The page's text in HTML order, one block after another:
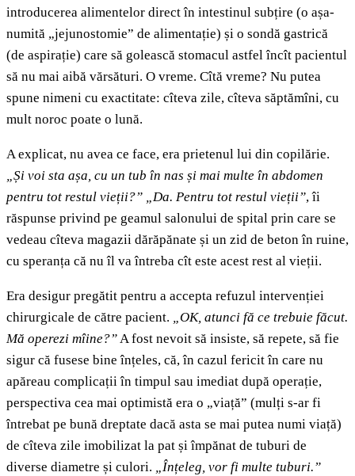
introducerea alimentelor direct în intestinul subțire (o așa-
numită „jejunostomie” de alimentație) și o sondă gastrică
(de aspirație) care să golească stomacul astfel încît pacientul
să nu mai aibă vărsături. O vreme. Cîtă vreme? Nu putea
spune nimeni cu exactitate: cîteva zile, cîteva săptămîni, cu
mult noroc poate o lună.
A explicat, nu avea ce face, era prietenul lui din copilărie.
„Și voi sta așa, cu un tub în nas și mai multe în abdomen
pentru tot restul vieții?” „Da. Pentru tot restul vieții”, îi
răspunse privind pe geamul salonului de spital prin care se
vedeau cîteva magazii dărăpănate și un zid de beton în ruine,
cu speranța că nu îl va întreba cît este acest rest al vieții.
Era desigur pregătit pentru a accepta refuzul intervenției
chirurgicale de către pacient. „OK, atunci fă ce trebuie făcut.
Mă operezi mîine?”A fost nevoit să insiste, să repete, să fie
sigur că fusese bine înțeles, că, în cazul fericit în care nu
apăreau complicații în timpul sau imediat după operație,
perspectiva cea mai optimistă era o „viață” (mulți s-ar fi
întrebat pe bună dreptate dacă asta se mai putea numi viață)
de cîteva zile imobilizat la pat și împănat de tuburi de
diverse diametre și culori. „Înțeleg, vor fi multe tuburi.”